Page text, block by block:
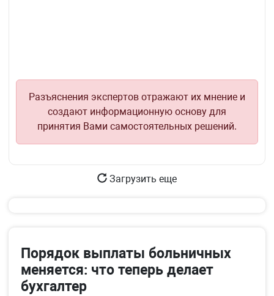
Разъяснения экспертов отражают их мнение и
создают информационную основу для
принятия Вами самостоятельных решений.
Загрузить еще
Порядок выплаты больничных
меняется: что теперь делает
бухгалтер